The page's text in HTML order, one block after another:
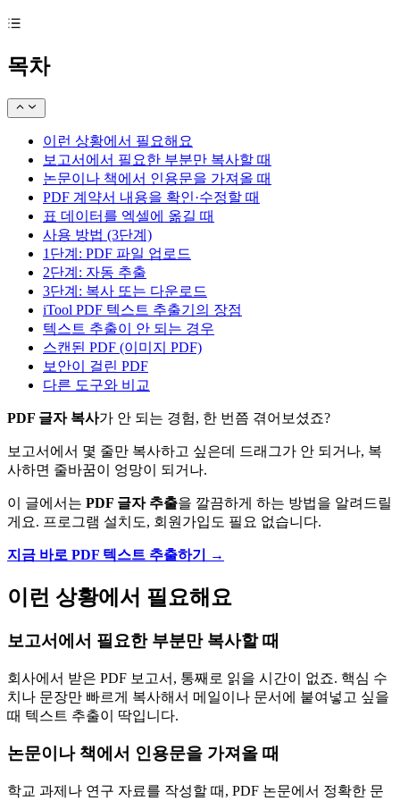
목차
이런 상황에서 필요해요
보고서에서 필요한 부분만 복사할 때
논문이나 책에서 인용문을 가져올 때
PDF 계약서 내용을 확인·수정할 때
표 데이터를 엑셀에 옮길 때
사용 방법 (3단계)
1단계: PDF 파일 업로드
2단계: 자동 추출
3단계: 복사 또는 다운로드
iTool PDF 텍스트 추출기의 장점
텍스트 추출이 안 되는 경우
스캔된 PDF (이미지 PDF)
보안이 걸린 PDF
다른 도구와 비교
PDF 글자 복사가 안 되는 경험, 한 번쯤 겪어보셨죠?
보고서에서 몇 줄만 복사하고 싶은데 드래그가 안 되거나, 복
사하면 줄바꿈이 엉망이 되거나.
이 글에서는 PDF 글자 추출을 깔끔하게 하는 방법을 알려드릴
게요. 프로그램 설치도, 회원가입도 필요 없습니다.
지금 바로 PDF 텍스트 추출하기 →
이런 상황에서 필요해요
보고서에서 필요한 부분만 복사할 때
회사에서 받은 PDF 보고서, 통째로 읽을 시간이 없죠. 핵심 수
치나 문장만 빠르게 복사해서 메일이나 문서에 붙여넣고 싶을
때 텍스트 추출이 딱입니다.
논문이나 책에서 인용문을 가져올 때
학교 과제나 연구 자료를 작성할 때, PDF 논문에서 정확한 문